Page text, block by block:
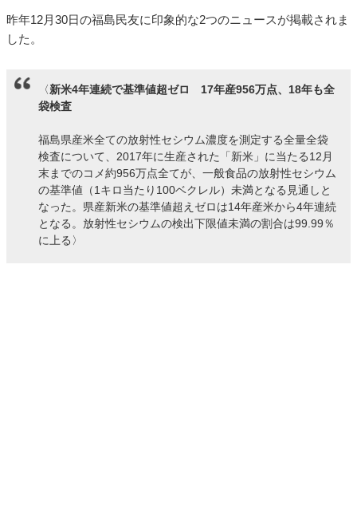
昨年12月30日の福島民友に印象的な2つのニュースが掲載されま
した。
〈新米4年連続で基準値超ゼロ 17年産956万点、18年も全
袋検査
福島県産米全ての放射性セシウム濃度を測定する全量全袋
検査について、2017年に生産された「新米」に当たる12月
末までのコメ約956万点全てが、一般食品の放射性セシウム
の基準値（1キロ当たり100ベクレル）未満となる見通しと
なった。県産新米の基準値超えゼロは14年産米から4年連続
となる。放射性セシウムの検出下限値未満の割合は99.99％
に上る〉